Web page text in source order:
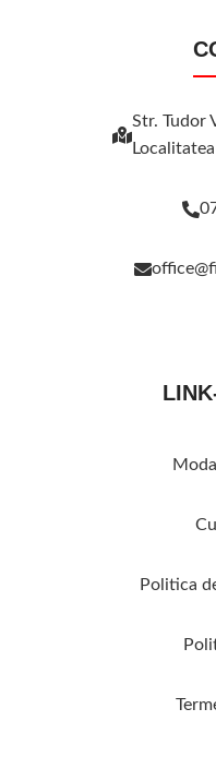
Str. Tudor
Politica